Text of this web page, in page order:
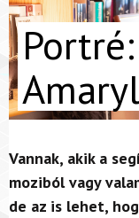
Amaryl
Vannak, akik a
moziból vagy
de az is lehet,